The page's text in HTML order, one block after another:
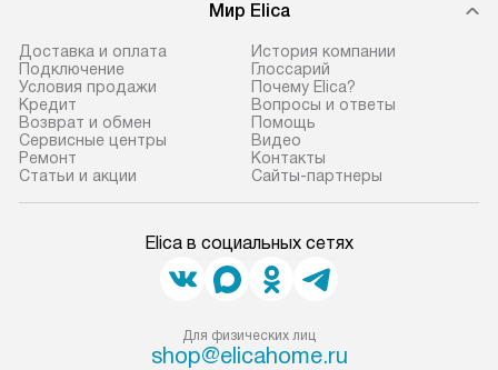
доставки доставит упакованный
прибор до двери или прихожей.
Если необходимо переместить
прибор до места установки,
пожалуйста, предварительно
уточните это с менеджером.
За данную услугу взимается
дополнительная плата. Важно
прибора не позволяют ему пройти
через дверной проем, сотрудники
демонтировать дверцы, ручки или
другие выступающие элементы, так
к воде, крана и
слива.
Мир Elica
Доставка и оплата
Подключение
Условия продажи
Кредит
Возврат и обмен
Сервисные центры
Ремонт
Статьи и акции
История компании
Глоссарий
Почему Elica?
Вопросы и ответы
Помощь
Видео
Контакты
Сайты-партнеры
Elica в социальных сетях
Для физических лиц
shop@elicahome.ru